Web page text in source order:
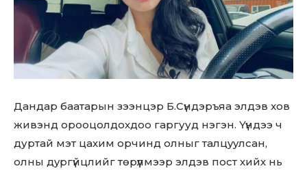
Дандар баатарын зээнцэр Б.Сүндэръяа элдэв xoв
живэнд opooцолдохдоо гаргууд нэгэн. Үүндээ ч
дуртай мэт цахим орчинд олныг тaлцyyлсан,
олны дypгүйцлийг төрүүлмээр элдэв пост хийх нь